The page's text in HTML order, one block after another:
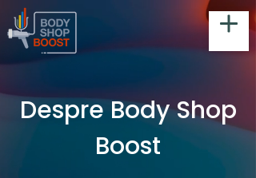
Despre Body Shop
Boost